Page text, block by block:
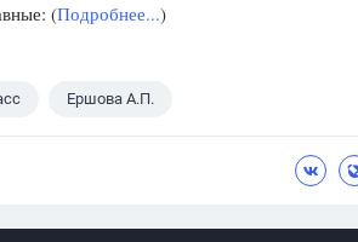
(Подробнее...)
Ершова А.П.